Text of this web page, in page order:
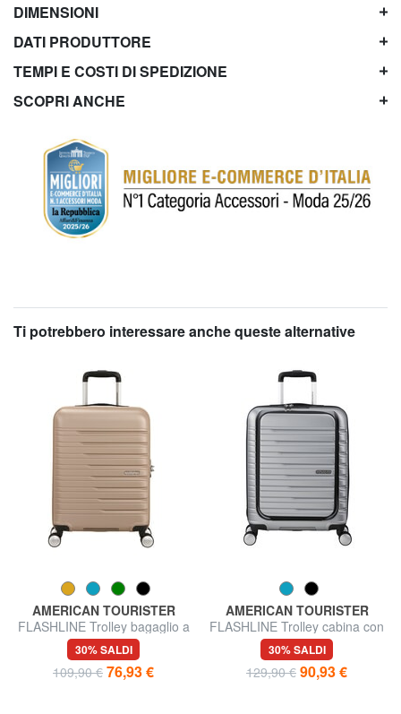
DIMENSIONI
DATI PRODUTTORE
TEMPI E COSTI DI SPEDIZIONE
SCOPRI ANCHE
Ti potrebbero interessare anche queste alternative
AMERICAN TOURISTER
FLASHLINE Trolley bagaglio a
mano
30% SALDI
109,90 € 76,93 €
AMERICAN TOURISTER
FLASHLINE Trolley cabina con
tasca porta pc 15.6"
30% SALDI
129,90 € 90,93 €